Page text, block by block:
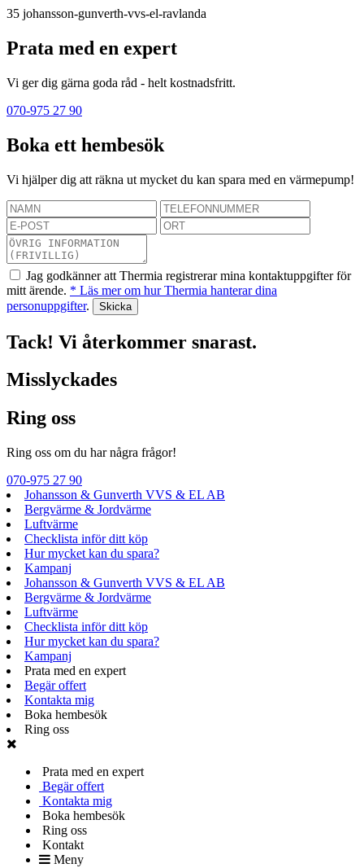
35 johansson-gunverth-vvs-el-ravlanda
Prata med en expert
Vi ger dig gärna goda råd - helt kostnadsfritt.
070-975 27 90
Boka ett hembesök
Vi hjälper dig att räkna ut mycket du kan spara med en värmepump!
Jag godkänner att Thermia registrerar mina kontaktuppgifter för
mitt ärende. * Läs mer om hur Thermia hanterar dina
personuppgifter.
Tack! Vi återkommer snarast.
Misslyckades
Ring oss
Ring oss om du har några frågor!
070-975 27 90
Johansson & Gunverth VVS & EL AB
Bergvärme & Jordvärme
Luftvärme
Checklista inför ditt köp
Hur mycket kan du spara?
Kampanj
Johansson & Gunverth VVS & EL AB
Bergvärme & Jordvärme
Luftvärme
Checklista inför ditt köp
Hur mycket kan du spara?
Kampanj
Prata med en expert
Begär offert
Kontakta mig
Boka hembesök
Ring oss
Prata med en expert
Begär offert
Kontakta mig
Boka hembesök
Ring oss
Kontakt
Meny